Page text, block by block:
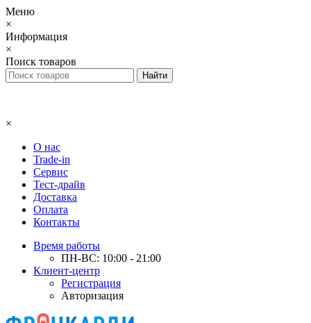
Меню
×
Информация
×
Поиск товаров
×
О нас
Trade-in
Сервис
Тест-драйв
Доставка
Оплата
Контакты
Время работы
ПН-ВС: 10:00 - 21:00
Клиент-центр
Регистрация
Авторизация